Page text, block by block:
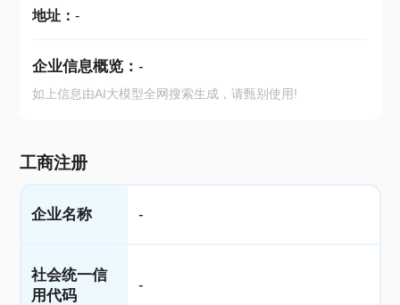
地址： -
企业信息概览： -
如上信息由AI大模型全网搜索生成，请甄别使用!
工商注册
企业名称 -
社会统一信
用代码
-